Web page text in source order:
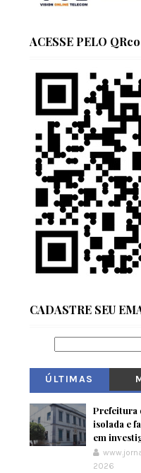
ACESSE PELO
CADASTRE SEU
ÚLTIMAS
Prefeitura
isolada e
em
2026